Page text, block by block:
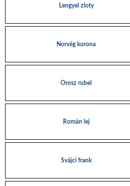
Lengyel zloty
Norvég korona
Orosz rubel
Román lej
Svájci frank